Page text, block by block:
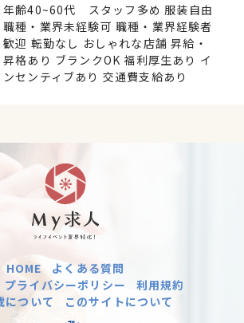
年齢40~60代 スタッフ多め 服装自由
職種・業界未経験可 職種・業界経験者
歓迎 転勤なし おしゃれな店舗 昇給・
昇格あり ブランクOK 福利厚生あり イ
ンセンティブあり 交通費支給あり
HOME
よくある質問
プライバシーポリシー
利用規約
について
このサイトについて